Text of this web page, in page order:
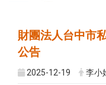
財團法人台中市
公告
2025-12-19 李小